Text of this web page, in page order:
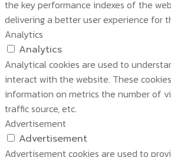
the key performance indexes of the
delivering a better user experience for
Analytics
Analytics
Analytical cookies are used to
interact with the website. These
information on metrics the number of
traffic source, etc.
Advertisement
Advertisement
Advertisement cookies are used to